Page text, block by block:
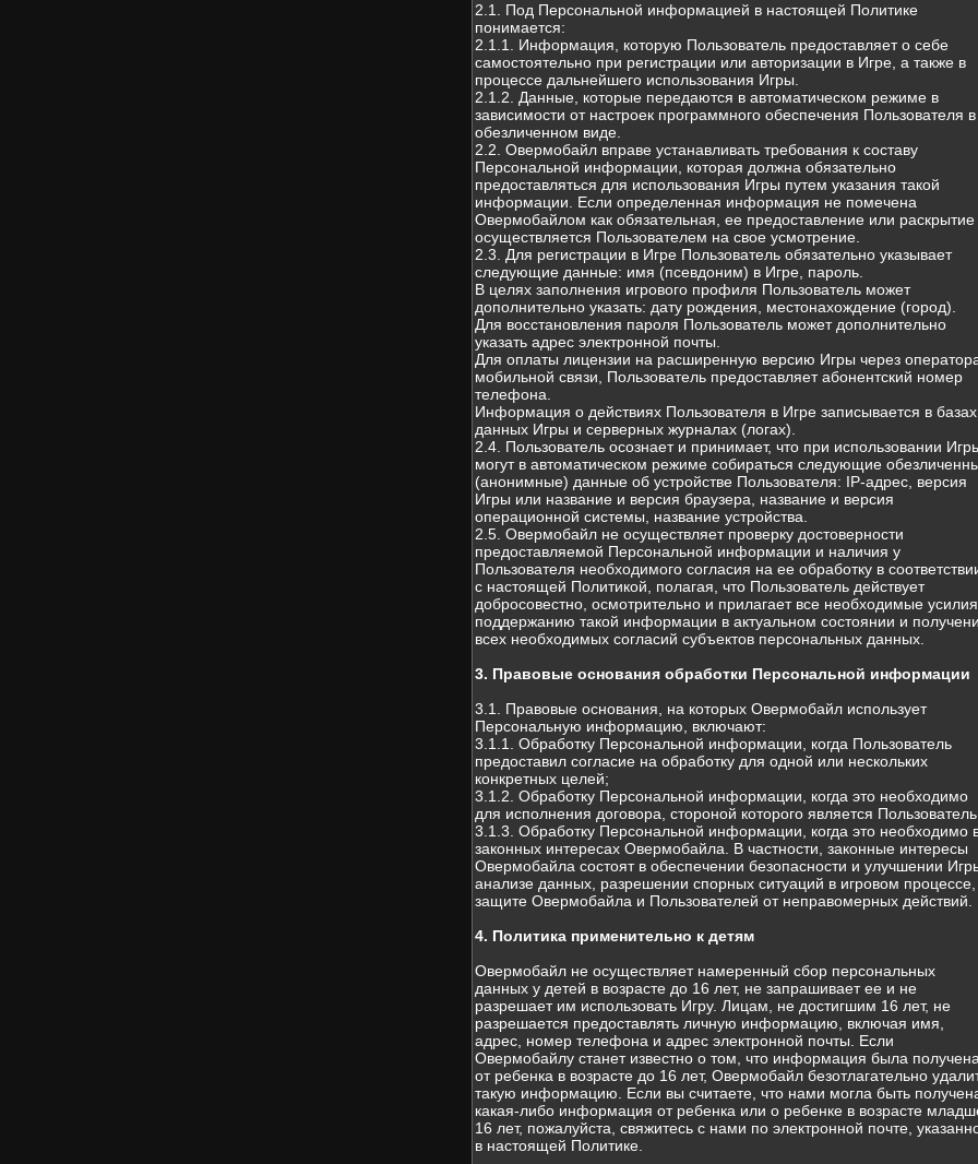
2.1. Под Персональной информацией в настоящей Политике
понимается:
2.1.1. Информация, которую Пользователь предоставляет о себе
самостоятельно при регистрации или авторизации в Игре, а также в
процессе дальнейшего использования Игры.
2.1.2. Данные, которые передаются в автоматическом режиме в
зависимости от настроек программного обеспечения Пользователя в
обезличенном виде.
2.2. Овермобайл вправе устанавливать требования к составу
Персональной информации, которая должна обязательно
предоставляться для использования Игры путем указания такой
информации. Если определенная информация не помечена
Овермобайлом как обязательная, ее предоставление или раскрытие
осуществляется Пользователем на свое усмотрение.
2.3. Для регистрации в Игре Пользователь обязательно указывает
следующие данные: имя (псевдоним) в Игре, пароль.
В целях заполнения игрового профиля Пользователь может
дополнительно указать: дату рождения, местонахождение (город).
Для восстановления пароля Пользователь может дополнительно
указать адрес электронной почты.
Для оплаты лицензии на расширенную версию Игры через
мобильной связи, Пользователь предоставляет абонентский номер
телефона.
Информация о действиях Пользователя в Игре записывается в базах
данных Игры и серверных журналах (логах).
2.4. Пользователь осознает и принимает, что при использовании
могут в автоматическом режиме собираться следующие
(анонимные) данные об устройстве Пользователя: IP-адрес, версия
Игры или название и версия браузера, название и версия
операционной системы, название устройства.
2.5. Овермобайл не осуществляет проверку достоверности
предоставляемой Персональной информации и наличия у
Пользователя необходимого согласия на ее обработку в
с настоящей Политикой, полагая, что Пользователь действует
добросовестно, осмотрительно и прилагает все необходимые
поддержанию такой информации в актуальном состоянии и
всех необходимых согласий субъектов персональных данных.
3. Правовые основания обработки Персональной информации
3.1. Правовые основания, на которых Овермобайл использует
Персональную информацию, включают:
3.1.1. Обработку Персональной информации, когда Пользователь
предоставил согласие на обработку для одной или нескольких
конкретных целей;
3.1.2. Обработку Персональной информации, когда это необходимо
для исполнения договора, стороной которого является
3.1.3. Обработку Персональной информации, когда это необходимо
законных интересах Овермобайла. В частности, законные интересы
Овермобайла состоят в обеспечении безопасности и улучшении
анализе данных, разрешении спорных ситуаций в игровом процессе,
защите Овермобайла и Пользователей от неправомерных действий.
4. Политика применительно к детям
Овермобайл не осуществляет намеренный сбор персональных
данных у детей в возрасте до 16 лет, не запрашивает ее и не
разрешает им использовать Игру. Лицам, не достигшим 16 лет, не
разрешается предоставлять личную информацию, включая имя,
адрес, номер телефона и адрес электронной почты. Если
Овермобайлу станет известно о том, что информация была получена
от ребенка в возрасте до 16 лет, Овермобайл безотлагательно
такую информацию. Если вы считаете, что нами могла быть
какая-либо информация от ребенка или о ребенке в возрасте
16 лет, пожалуйста, свяжитесь с нами по электронной почте,
в настоящей Политике.